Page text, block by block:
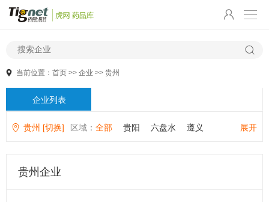
当前位置： 首页 >> 企业 >> 贵州
企业列表
贵州 [切换] 展开
区域： 全部 贵阳 六盘水 遵义
贵州企业